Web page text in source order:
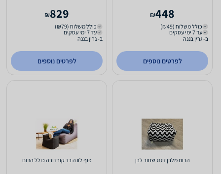
448
₪
כולל משלוח (₪49)
עד 7 ימי עסקים
ב- גרין בננה
לפרטים נוספים
829
₪
כולל משלוח (₪79)
עד 7 ימי עסקים
ב- גרין בננה
לפרטים נוספים
הדום מלבן זיגזג שחור לבן פוף לונה בד קורדורה כולל הדום